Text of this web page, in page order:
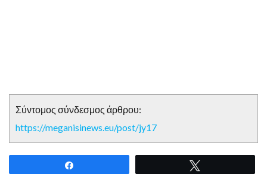
Σύντομος σύνδεσμος άρθρου:
https://meganisinews.eu/post/jy17